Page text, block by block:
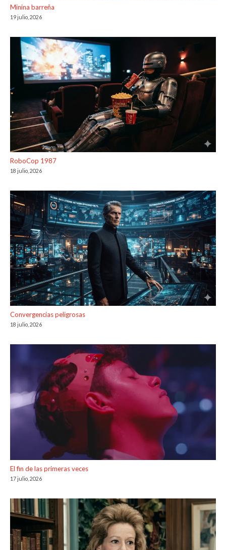
Minina barreña
19 julio, 2026
RoboCop 1987
18 julio, 2026
Convergencias peligrosas
18 julio, 2026
El fin de las primeras veces
17 julio, 2026